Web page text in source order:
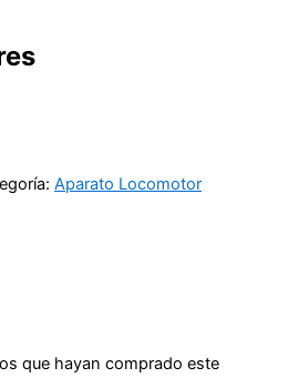
Aparato Locomotor
que hayan comprado este